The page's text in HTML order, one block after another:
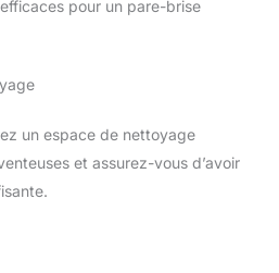
pour un pare-brise
un espace de nettoyage
et assurez-vous d’avoir